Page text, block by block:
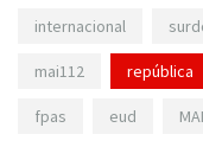
internacional
mai112 república
fpas eud